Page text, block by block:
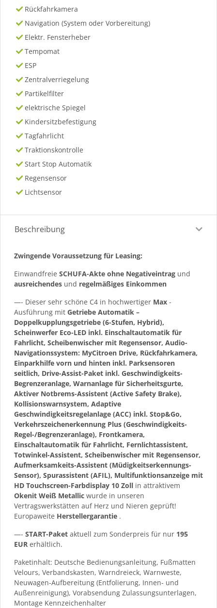
Rückfahrkamera
Navigation (System oder Vorbereitung)
Elektr. Fensterheber
Tempomat
ESP
Zentralverriegelung
Partikelfilter
elektrische Spiegel
Kindersitzbefestigung
Tagfahrlicht
Traktionskontrolle
Start Stop Automatik
Regensensor
Lichtsensor
Beschreibung
Zwingende Voraussetzung für Leasing:
Einwandfreie SCHUFA-Akte ohne Negativeintrag und
ausreichendes und regelmäßiges Einkommen
—- Dieser sehr schöne C4 in hochwertiger Max -
Ausführung mit Getriebe Automatik –
Doppelkupplungsgetriebe (6-Stufen, Hybrid),
Scheinwerfer Eco-LED inkl. Einschaltautomatik für
Fahrlicht, Scheibenwischer mit Regensensor, Audio-
Navigationssystem: MyCitroen Drive, Rückfahrkamera,
Einparkhilfe vorn und hinten inkl. Parksensoren
seitlich, Drive-Assist-Paket inkl. Geschwindigkeits-
Begrenzeranlage, Warnanlage für Sicherheitsgurte,
Aktiver Notbrems-Assistent (Active Safety Brake),
Kollisionswarnsystem, Adaptive
Geschwindigkeitsregelanlage (ACC) inkl. Stop&Go,
Verkehrszeichenerkennung Plus (Geschwindigkeits-
Regel-/Begrenzeranlage), Frontkamera,
Einschaltautomatik für Fahrlicht, Fernlichtassistent,
Totwinkel-Assistent, Scheibenwischer mit Regensensor,
Aufmerksamkeits-Assistent (Müdigkeitserkennungs-
Sensor), Spurassistent (AFIL), Multifunktionsanzeige mit
HD Touchscreen-Farbdisplay 10 Zoll in attraktivem
Okenit Weiß Metallic wurde in unseren
Vertragswerkstätten auf Herz und Nieren geprüft!
Europaweite Herstellergarantie .
—- START-Paket aktuell zum Sonderpreis für nur 195
EUR erhältlich.
Paketinhalt: Deutsche Bedienungsanleitung, Fußmatten
Velours, Verbandskasten, Warndreieck, Warnweste,
Neuwagen-Aufbereitung (Entfolierung, Innen- und
Außenreinigung), Vorabsendung Zulassungsunterlagen,
Montage Kennzeichenhalter